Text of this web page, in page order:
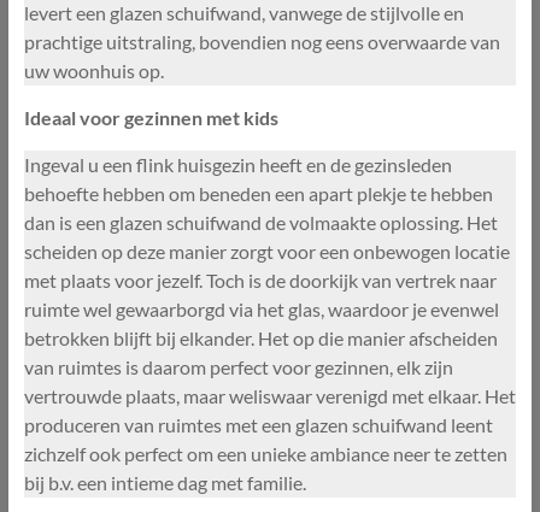
levert een glazen schuifwand, vanwege de stijlvolle en
prachtige uitstraling, bovendien nog eens overwaarde van
uw woonhuis op.
Ideaal voor gezinnen met kids
Ingeval u een flink huisgezin heeft en de gezinsleden
behoefte hebben om beneden een apart plekje te hebben
dan is een glazen schuifwand de volmaakte oplossing. Het
scheiden op deze manier zorgt voor een onbewogen locatie
met plaats voor jezelf. Toch is de doorkijk van vertrek naar
ruimte wel gewaarborgd via het glas, waardoor je evenwel
betrokken blijft bij elkander. Het op die manier afscheiden
van ruimtes is daarom perfect voor gezinnen, elk zijn
vertrouwde plaats, maar weliswaar verenigd met elkaar. Het
produceren van ruimtes met een glazen schuifwand leent
zichzelf ook perfect om een unieke ambiance neer te zetten
bij b.v. een intieme dag met familie.